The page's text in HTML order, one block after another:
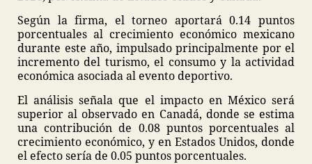
Según la firma, el torneo aportará 0.14 puntos
porcentuales al crecimiento económico mexicano
durante este año, impulsado principalmente por el
incremento del turismo, el consumo y la actividad
económica asociada al evento deportivo.
El análisis señala que el impacto en México será
superior al observado en Canadá, donde se estima
una contribución de 0.08 puntos porcentuales al
crecimiento económico, y en Estados Unidos, donde
el efecto sería de 0.05 puntos porcentuales.